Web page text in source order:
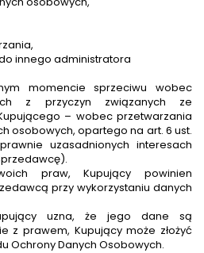
innego administratora
momencie sprzeciwu wobec
z przyczyn związanych ze
– wobec przetwarzania
osobowych, opartego na art. 6 ust.
uzasadnionych interesach
praw, Kupujący powinien
przy wykorzystaniu danych
uzna, że jego dane są
z prawem, Kupujący może złożyć
Ochrony Danych Osobowych.